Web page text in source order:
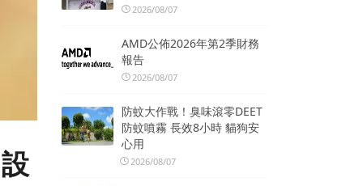
2026/08/07
AMD公佈2026年第2季財務
報告
2026/08/07
防蚊大作戰！臭味滾零DEET
防蚊噴霧 長效8小時 貓狗安
心用
2026/08/07